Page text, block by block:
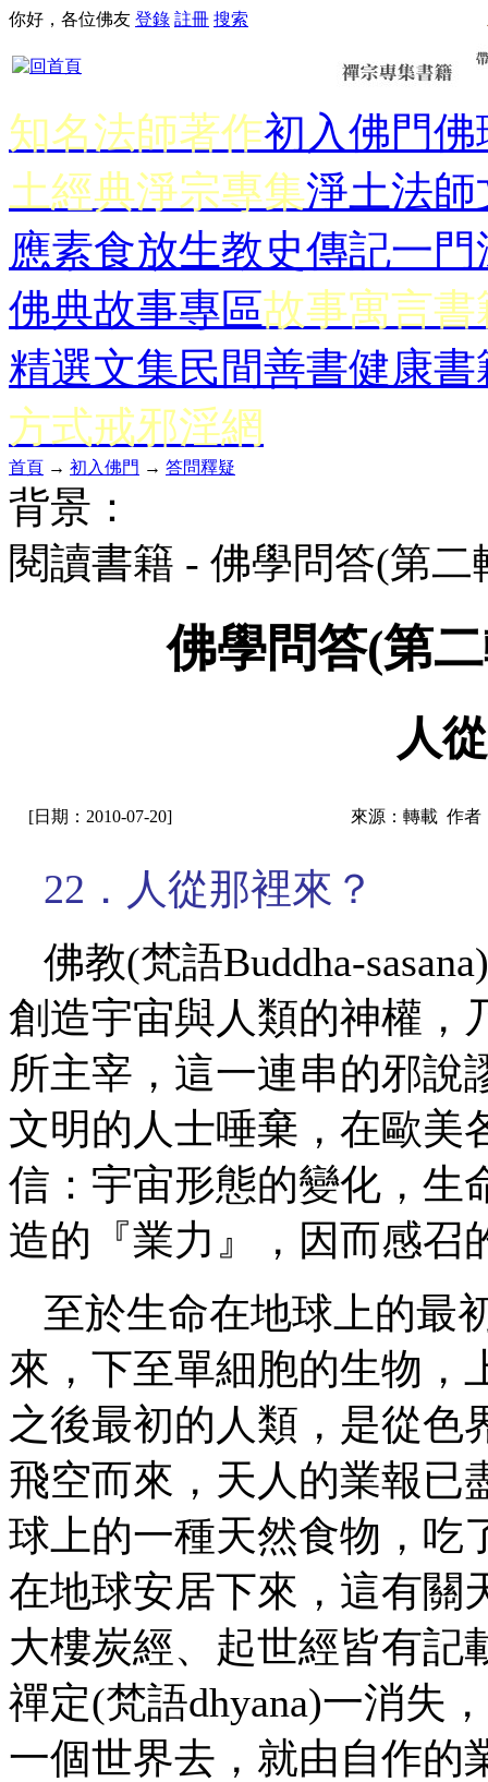
你好，各位佛友 登錄 註冊 搜索
知名法師著作初入佛門佛
土經典淨宗專集淨土法師
應素食放生教史傳記一門
佛典故事專區故事寓言書
精選文集民間善書健康書
方式戒邪淫網
首頁 → 初入佛門 → 答問釋疑
背景：
閱讀書籍 - 佛學問答(第
佛學問答(第
人
[日期：2010-07-20] 來源：轉載 作者
22．人從那裡來？
佛教(梵語Buddha-
創造宇宙與人類的神權，
所主宰，這一連串的邪說
文明的人士唾棄，在歐美
信：宇宙形態的變化，生
造的『業力』，因而感召
至於生命在地球上的最
來，下至單細胞的生物，
之後最初的人類，是從色
飛空而來，天人的業報已
球上的一種天然食物，吃
在地球安居下來，這有關
大樓炭經、起世經皆有記
禪定(梵語dhyana)一消失
一個世界去，就由自作的